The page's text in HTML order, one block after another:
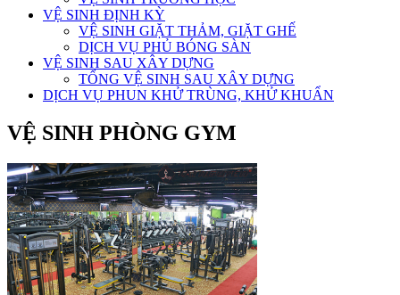
VỆ SINH ĐỊNH KỲ
VỆ SINH GIẶT THẢM, GIẶT GHẾ
DỊCH VỤ PHỦ BÓNG SÀN
VỆ SINH SAU XÂY DỰNG
TỔNG VỆ SINH SAU XÂY DỰNG
DỊCH VỤ PHUN KHỬ TRÙNG, KHỬ KHUẨN
VỆ SINH PHÒNG GYM